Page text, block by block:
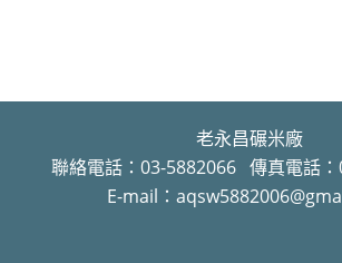
老永昌碾米廠
聯絡電話：03-5882066 傳真電話
E-mail：